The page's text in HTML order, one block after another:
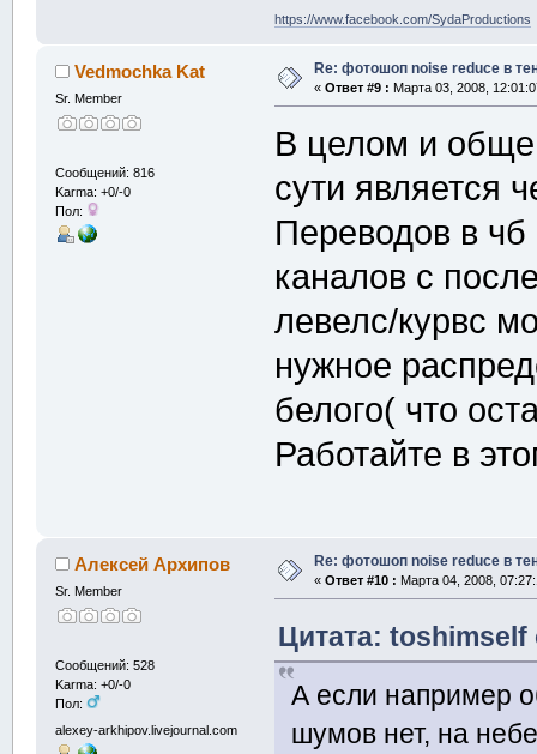
https://www.facebook.com/SydaProductions
Vedmochka Kat
Sr. Member
Сообщений: 816
Karma: +0/-0
Пол:
Re: фотошоп noise reduсe в
« Ответ #9 : Марта 03, 2008,
В целом и
сути является
Переводов в
каналов с
левелс/курвс
нужное
белого( что
Работайте в
Алексей Архипов
Sr. Member
Сообщений: 528
Karma: +0/-0
Пол:
alexey-arkhipov.livejournal.com
Re: фотошоп noise reduсe в
« Ответ #10 : Марта 04, 2008,
Цитата: toshimself
А если например
шумов нет, на